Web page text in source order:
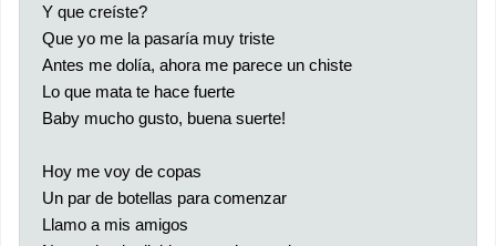
Y que creíste?
Que yo me la pasaría muy triste
Antes me dolía, ahora me parece un chiste
Lo que mata te hace fuerte
Baby mucho gusto, buena suerte!
Hoy me voy de copas
Un par de botellas para comenzar
Llamo a mis amigos